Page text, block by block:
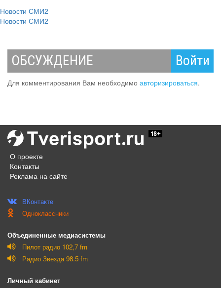
Новости СМИ2
Новости СМИ2
ОБСУЖДЕНИЕ Войти
Для комментирования Вам необходимо авторизироваться.
О проекте
Контакты
Реклама на сайте
ВКонтакте
Одноклассники
Объединенные медиасистемы
Пилот радио 102,7 fm
Радио Звезда 98.5 fm
Личный кабинет